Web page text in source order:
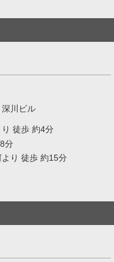
川ビル
徒歩 約4分
分
り 徒歩 約15分